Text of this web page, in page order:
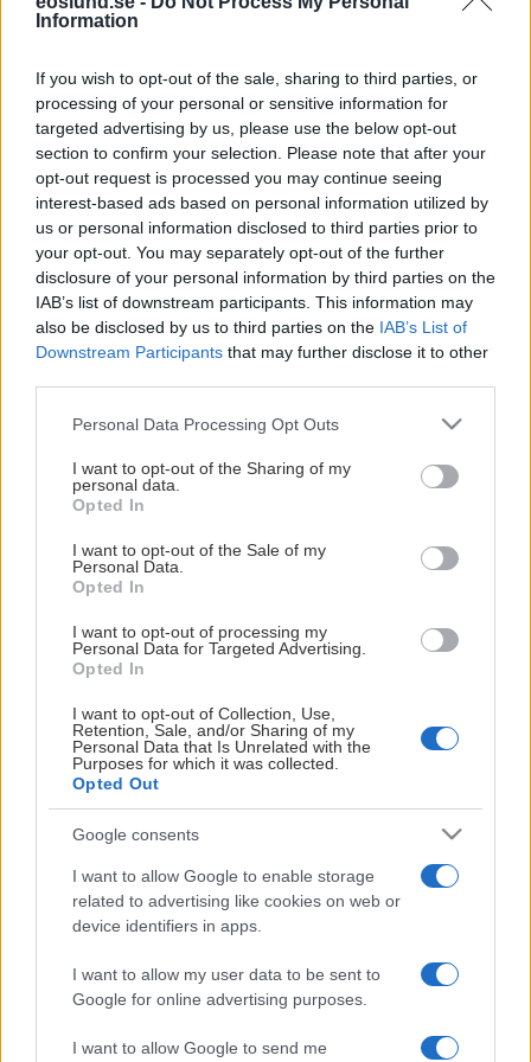
Information
If you wish to opt-out of the sale, sharing to third parties, or
processing of your personal or sensitive information for
targeted advertising by us, please use the below opt-out
section to confirm your selection. Please note that after your
opt-out request is processed you may continue seeing
interest-based ads based on personal information utilized by
us or personal information disclosed to third parties prior to
your opt-out. You may separately opt-out of the further
disclosure of your personal information by third parties on the
IAB’s list of downstream participants. This information may
also be disclosed by us to third parties on the IAB’s List of
Downstream Participants that may further disclose it to other
Please note that this website/app uses one or more Google
not limited to your visit or usage behaviour. You may click to
grant or deny consent to Google and its third-party tags to
use your data for below specified purposes in below Google
consent section.
Personal Data Processing Opt Outs
I want to opt-out of the Sharing of my
personal data.
Opted In
I want to opt-out of the Sale of my
Personal Data.
Opted In
I want to opt-out of processing my
Personal Data for Targeted Advertising.
Opted In
I want to opt-out of Collection, Use,
Retention, Sale, and/or Sharing of my
Personal Data that Is Unrelated with the
Purposes for which it was collected.
Opted Out
Google consents
I want to allow Google to enable storage
related to advertising like cookies on web or
device identifiers in apps.
I want to allow my user data to be sent to
Google for online advertising purposes.
I want to allow Google to send me
Eos Cares har sedan 2016 arbetat för att samla nya
språkträning och stödverksamhet. Den 9 februari 2023
bildades föreningen Interkultur av medarbetare inom Eos
Cares. Detta möjliggör för de grupper som Eos Cares
stöttat att bli medlemmar och organisera sig inom en
egen förening, samt att utveckla förståelse för det
svenska föreningslivet och dess funktion inom det
demokratiska civilsamhället.
Interkultur i Lund har två huvudsakliga målgrupper:
“Nya Lundabor”, dvs personer oavsett härkomst,
som är i processen av att etablera sig i
lokalsamhället i Lund eller omkringliggande
“Brobyggare” , dvs samhällsengagerade personer
som redan är etablerade i lokalsamhället, och som
Lundabor.
websidanwww.interkultur.nu.
Visa mer
HUVUDPARTNERS